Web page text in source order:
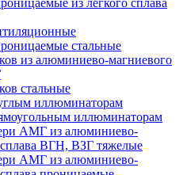
стальные
из алюминиево-магниевого
стальные
иллюминаторам
иллюминаторам
АМГ из алюминиево-
ВГН, ВЗГ тяжелые
АМГ из алюминиево-